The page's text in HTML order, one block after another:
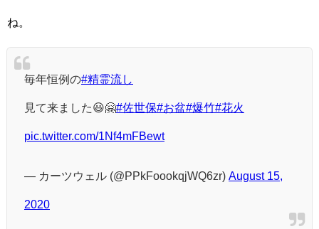
ね。
毎年恒例の#精霊流し
見て来ました😃🤗#佐世保#お盆#爆竹#花火
pic.twitter.com/1Nf4mFBewt
— カーツウェル (@PPkFoookqjWQ6zr) August 15,
2020